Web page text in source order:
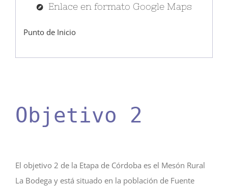
Enlace en formato Google Maps
Punto de Inicio
Objetivo 2
El objetivo 2 de la Etapa de Córdoba es el Mesón Rural
La Bodega y está situado en la población de Fuente